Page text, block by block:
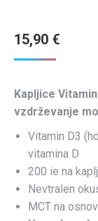
15,90 €
Kapljice
vzdrževanje
Vitamin D3
vitamina D
200 ie na
Nevtralen
MCT na